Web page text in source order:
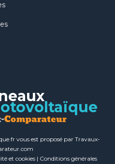
vous est proposé par Travaux-
et cookies| Conditions générales